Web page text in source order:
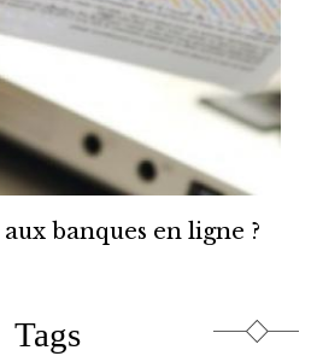
banques en ligne ?
Tags